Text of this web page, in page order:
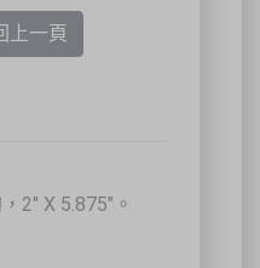
上一頁
2" X 5.875"。
主辦資訊
大-台中分公司）
一段100號9樓
教育訓練中心（ExTW）
訊
後轉乘計程車